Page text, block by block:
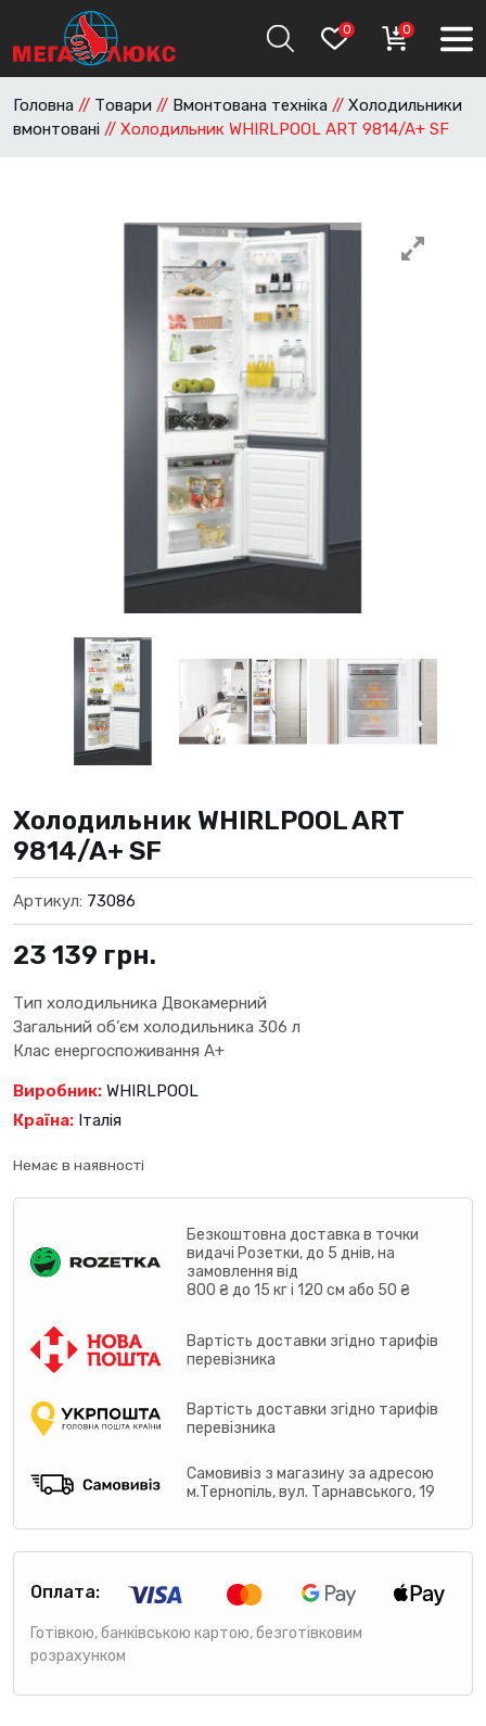
0 0
Головна // Товари // Вмонтована техніка // Холодильники
вмонтовані // Холодильник WHIRLPOOL ART 9814/A+ SF
Холодильник WHIRLPOOL ART
9814/A+ SF
Артикул: 73086
23 139 грн.
Тип холодильника Двокамерний
Загальний об’єм холодильника 306 л
Клас енергоспоживання A+
Виробник: WHIRLPOOL
Країна: Італія
Немає в наявності
Безкоштовна доставка в точки
видачі Розетки, до 5 днів, на
замовлення від
800 ₴ до 15 кг і 120 см або 50 ₴
Вартість доставки згідно тарифів
перевізника
Вартість доставки згідно тарифів
перевізника
Самовивіз з магазину за адресою
м.Тернопіль, вул. Тарнавського, 19
Оплата:
Готівкою, банківською картою, безготівковим
розрахунком